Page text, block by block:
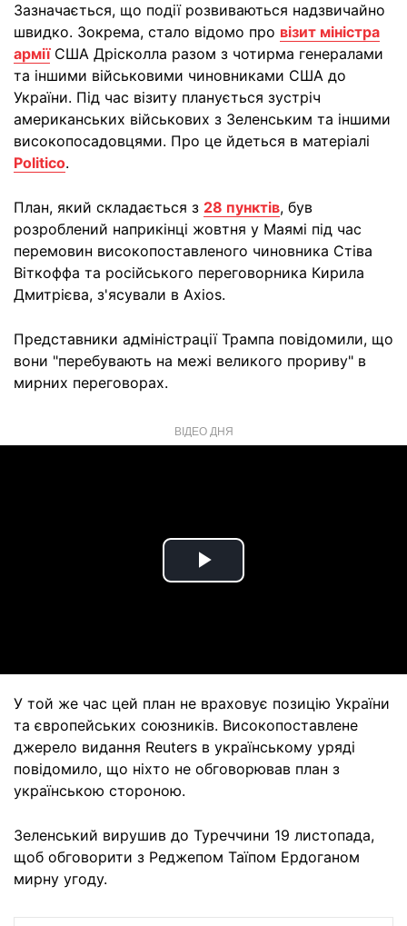
Зазначається, що події розвиваються надзвичайно
швидко. Зокрема, стало відомо про візит міністра
арміїСША Дрісколла разом з чотирма генералами
та іншими військовими чиновниками США до
України. Під час візиту планується зустріч
американських військових з Зеленським та іншими
високопосадовцями. Про це йдеться в матеріалі
Politico.
План, який складається з 28 пунктів, був
розроблений наприкінці жовтня у Маямі під час
перемовин високопоставленого чиновника Стіва
Віткоффа та російського переговорника Кирила
Дмитрієва, з'ясували в Axios.
Представники адміністрації Трампа повідомили, що
вони "перебувають на межі великого прориву" в
мирних переговорах.
ВІДЕО ДНЯ
Play
У той же час цей план не враховує позицію України
та європейських союзників. Високопоставлене
джерело видання Reuters в українському уряді
повідомило, що ніхто не обговорював план з
українською стороною.
Зеленський вирушив до Туреччини 19 листопада,
щоб обговорити з Реджепом Таїпом Ердоганом
мирну угоду.